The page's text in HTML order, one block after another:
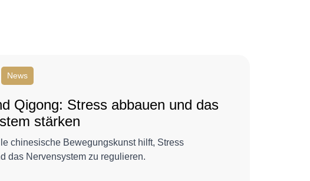
News
Qigong: Stress abbauen und das
stärken
chinesische Bewegungskunst hilft, Stress
das Nervensystem zu regulieren.